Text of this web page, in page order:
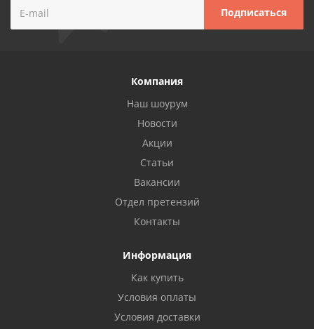
Компания
Наш шоурум
Новости
Акции
Статьи
Вакансии
Отдел претензий
Контакты
Информация
Как купить
Условия оплаты
Условия доставки